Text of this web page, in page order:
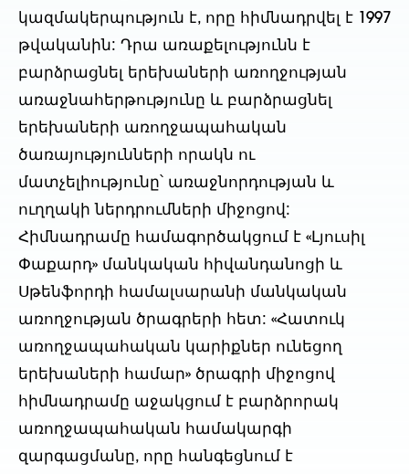
կազմակերպություն է, որը հիմնադրվել է 1997
թվականին: Դրա առաքելությունն է
բարձրացնել երեխաների առողջության
առաջնահերթությունը և բարձրացնել
երեխաների առողջապահական
ծառայությունների որակն ու
մատչելիությունը՝ առաջնորդության և
ուղղակի ներդրումների միջոցով:
Հիմնադրամը համագործակցում է «Լյուսիլ
Փաքարդ» մանկական հիվանդանոցի և
Սթենֆորդի համալսարանի մանկական
առողջության ծրագրերի հետ: «Հատուկ
առողջապահական կարիքներ ունեցող
երեխաների համար» ծրագրի միջոցով
հիմնադրամը աջակցում է բարձրորակ
առողջապահական համակարգի
զարգացմանը, որը հանգեցնում է